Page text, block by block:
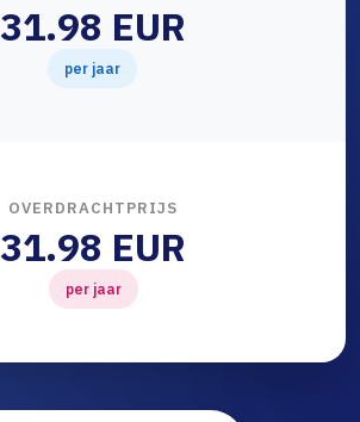
31.98 EUR
per jaar
OVERDRACHTPRIJS
31.98 EUR
per jaar